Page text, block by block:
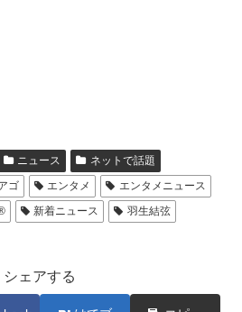
ニュース
ネットで話題
ゴ エンタメ
エンタメニュース
新着ニュース
羽生結弦
シェアする